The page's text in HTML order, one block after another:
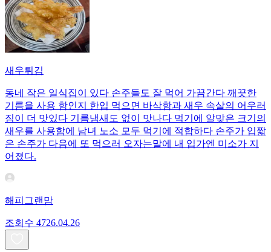
새우튀김
동네 작은 일식집이 있다 손주들도 잘 먹어 가끔간다 깨끗한
기름을 사용 함인지 한입 먹으면 바삭함과 새우 속살의 어우러
짐이 더 맛있다 기름냄새도 없이 맛나다 먹기에 알맞은 크기의
새우를 사용함에 남녀 노소 모두 먹기에 적합하다 손주가 입짧
은 손주가 다음에 또 먹으러 오자는말에 내 입가엔 미소가 지
어졌다.
해피그랜맘
조회수 4726.04.26